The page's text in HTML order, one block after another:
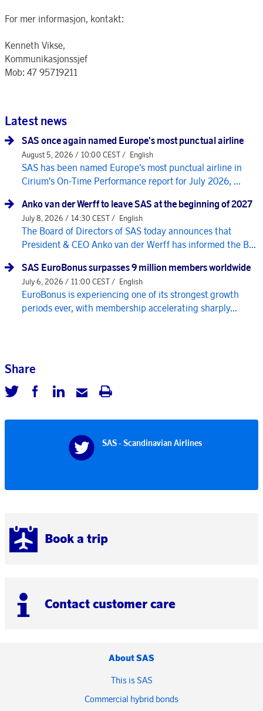
Book a trip
Contact customer care
For mer informasjon, kontakt:
Kenneth Vikse,
Kommunikasjonssjef
Mob: 47 95719211
Latest news
SAS once again named Europe's most punctual airline
August 5, 2026 / 10:00 CEST / English
SAS has been named Europe's most punctual airline in
Cirium's On-Time Performance report for July 2026, ...
Anko van der Werff to leave SAS at the beginning of 2027
July 8, 2026 / 14:30 CEST / English
The Board of Directors of SAS today announces that
President & CEO Anko van der Werff has informed the B...
SAS EuroBonus surpasses 9 million members worldwide
July 6, 2026 / 11:00 CEST / English
EuroBonus is experiencing one of its strongest growth
periods ever, with membership accelerating sharply...
Share
SAS - Scandinavian Airlines
About SAS
This is SAS
Commercial hybrid bonds